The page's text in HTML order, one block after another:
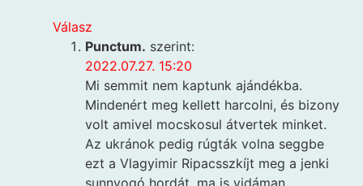
Válasz
Punctum. szerint:
2022.07.27. 15:20
Mi semmit nem kaptunk ajándékba.
Mindenért meg kellett harcolni, és bizony
volt amivel mocskosul átvertek minket.
Az ukránok pedig rúgták volna seggbe
ezt a Vlagyimir Ripacsszkíjt meg a jenki
sunnyogó hordát, ma is vidáman